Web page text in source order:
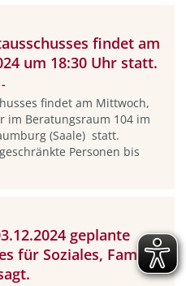
findet am
um 18:30 Uhr statt.
findet am Mittwoch,
im Beratungsraum 104 im
(Saale) statt.
Personen bis
geplante
für Soziales, Familien